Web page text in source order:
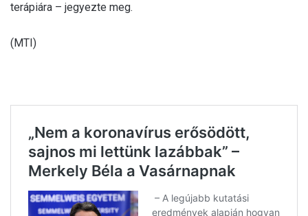
terápiára – jegyezte meg.
(MTI)